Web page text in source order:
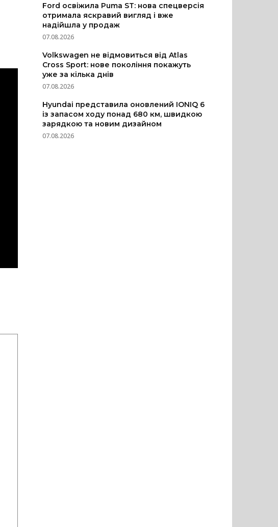
Ford освіжила Puma ST: нова спецверсія
отримала яскравий вигляд і вже
надійшла у продаж
07.08.2026
Volkswagen не відмовиться від Atlas
Cross Sport: нове покоління покажуть
уже за кілька днів
07.08.2026
Hyundai представила оновлений IONIQ 6
із запасом ходу понад 680 км, швидкою
зарядкою та новим дизайном
07.08.2026